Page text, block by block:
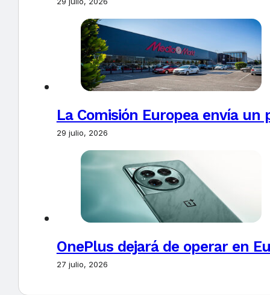
La Comisión Europea envía un
29 julio, 2026
OnePlus dejará de operar en
27 julio, 2026